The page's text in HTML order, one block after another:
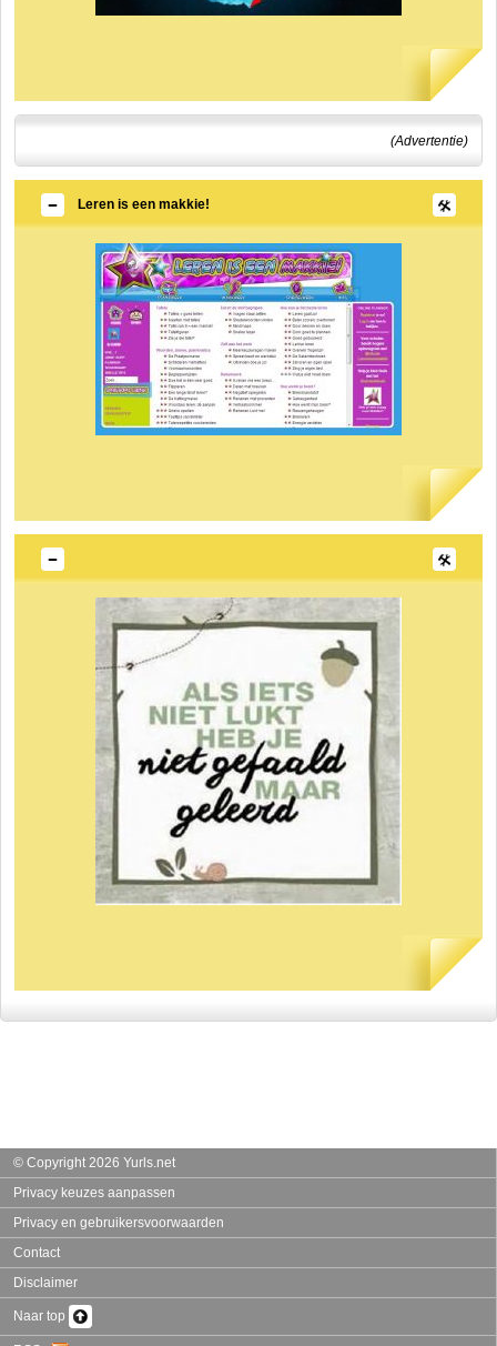
(Advertentie)
Leren is een makkie!
© Copyright 2026 Yurls.net
Privacy keuzes aanpassen
Privacy en gebruikersvoorwaarden
Contact
Disclaimer
Naar top